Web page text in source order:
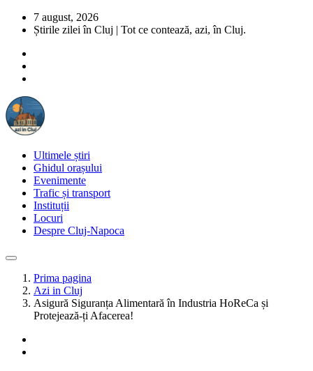
7 august, 2026
Știrile zilei în Cluj | Tot ce contează, azi, în Cluj.
Ultimele știri
Ghidul orașului
Evenimente
Trafic și transport
Instituții
Locuri
Despre Cluj-Napoca
Prima pagina
Azi in Cluj
Asigură Siguranța Alimentară în Industria HoReCa și
Protejează-ți Afacerea!